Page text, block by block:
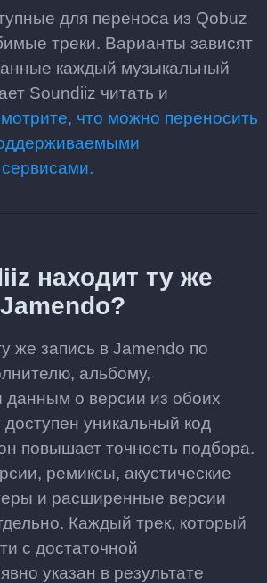
для переноса из Qobuz
треки. Варианты зависят
каждый музыкальный
Soundiiz читать и
что можно переносить
находит ту же
же запись в Jamendo по
альбому,
данным о версии из обоих
уникальный код
повышает точность подбора.
ремиксы, акустические
и расширенные версии
Каждый трек, который
с достаточной
указан в результате